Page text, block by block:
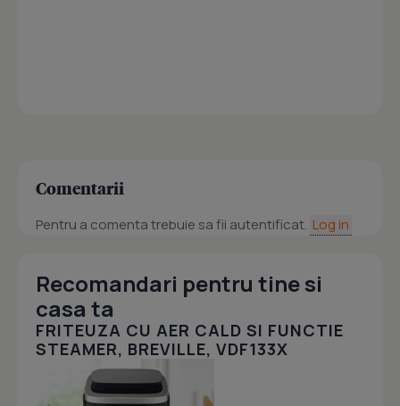
Comentarii
Pentru a comenta trebuie sa fii autentificat. Log in
Recomandari pentru tine si
casa ta
FRITEUZA CU AER CALD SI FUNCTIE
STEAMER, BREVILLE, VDF133X